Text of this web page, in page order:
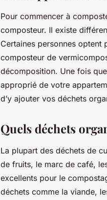
Pour commencer à
composteur. Il existe
Certaines personnes optent
composteur de
décomposition. Une fois
approprié de votre
d’y ajouter vos déchets
Quels déchets
La plupart des déchets de
de fruits, le marc de café,
excellents pour le
déchets comme la viande,